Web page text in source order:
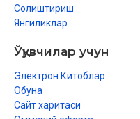
Солиштириш
Янгиликлар
Ўқувчилар учун
Электрон Китоблар
Обуна
Сайт харитаси